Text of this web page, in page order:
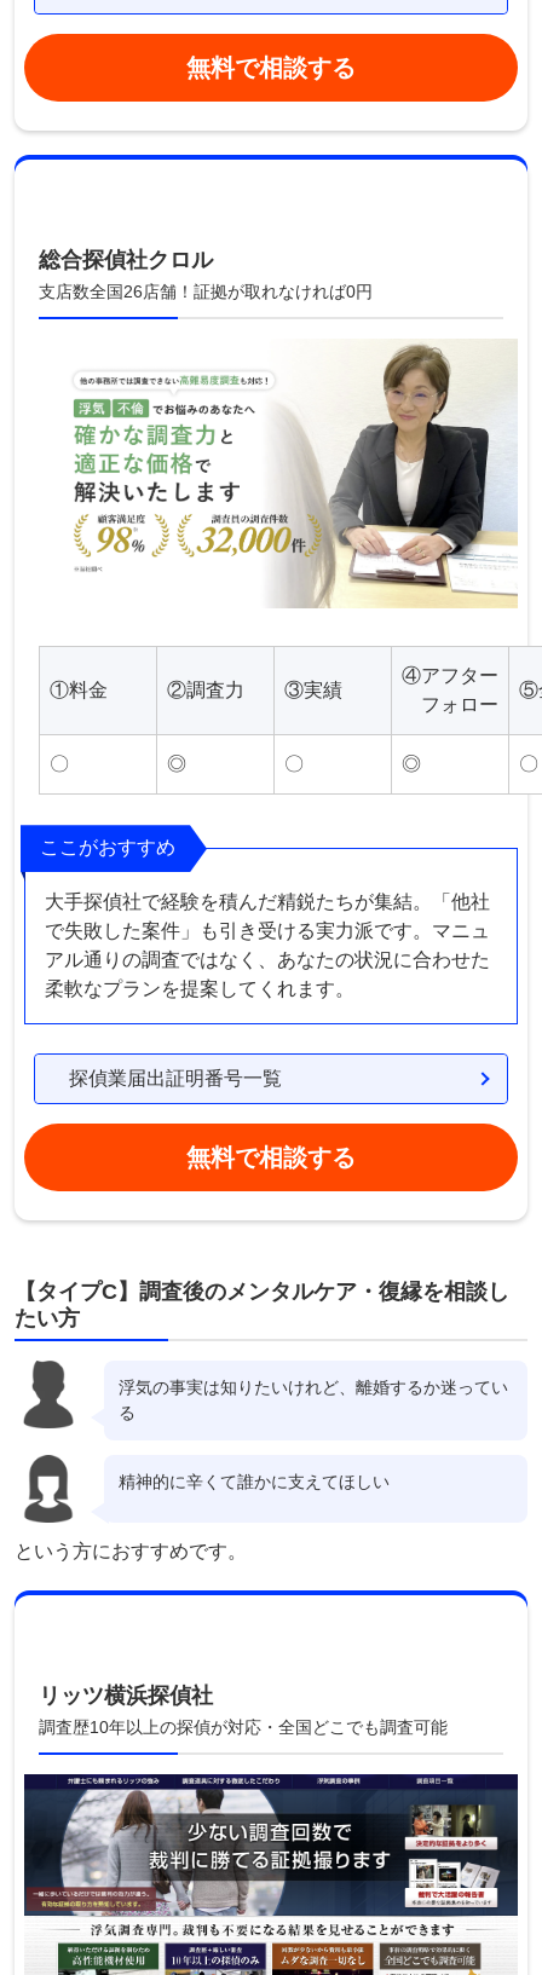
無料で相談する
総合探偵社クロル
支店数全国26店舗！証拠が取れなければ0円
①料金 ②調査力 ③実績
④アフター
フォロー
⑤
〇 ◎ 〇 ◎ 〇
ここがおすすめ
大手探偵社で経験を積んだ精鋭たちが集結。「他社
で失敗した案件」も引き受ける実力派です。マニュ
アル通りの調査ではなく、あなたの状況に合わせた
柔軟なプランを提案してくれます。
探偵業届出証明番号一覧
無料で相談する
【タイプC】調査後のメンタルケア・復縁を相談し
たい方
浮気の事実は知りたいけれど、離婚するか迷ってい
る
精神的に辛くて誰かに支えてほしい
という方におすすめです。
リッツ横浜探偵社
調査歴10年以上の探偵が対応・全国どこでも調査可能